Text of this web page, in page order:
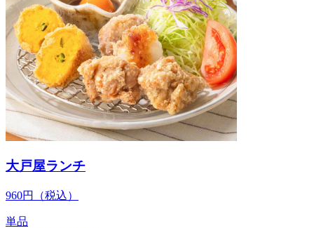
大戸屋ランチ
960円 （税込）
単品